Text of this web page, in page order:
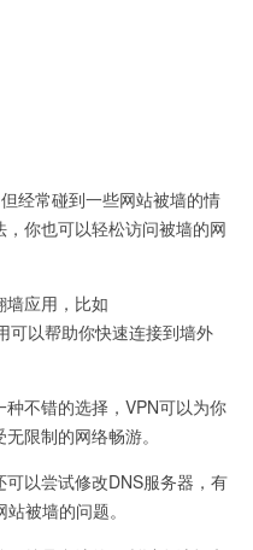
常碰到一些网站被墙的情
你也可以轻松访问被墙的网
应用，比如
可以帮助你快速连接到墙外
不错的选择，VPN可以为你
限制的网络畅游。
以尝试修改DNS服务器，有
被墙的问题。